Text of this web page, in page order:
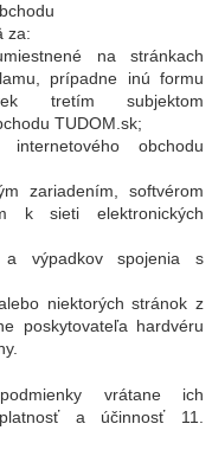
za:
na stránkach
prípadne inú formu
tretím subjektom
TUDOM.sk;
obchodu
zariadením, softvérom
k sieti elektronických
výpadkov spojenia s
niektorých stránok z
poskytovateľa hardvéru
vrátane ich
a účinnosť 11.